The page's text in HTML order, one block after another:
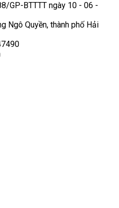
GP-BTTTT ngày 10 - 06 -
Ngô Quyền, thành phố Hải